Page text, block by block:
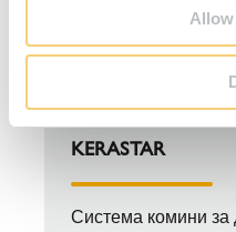
KERASTAR
Cистема комини за